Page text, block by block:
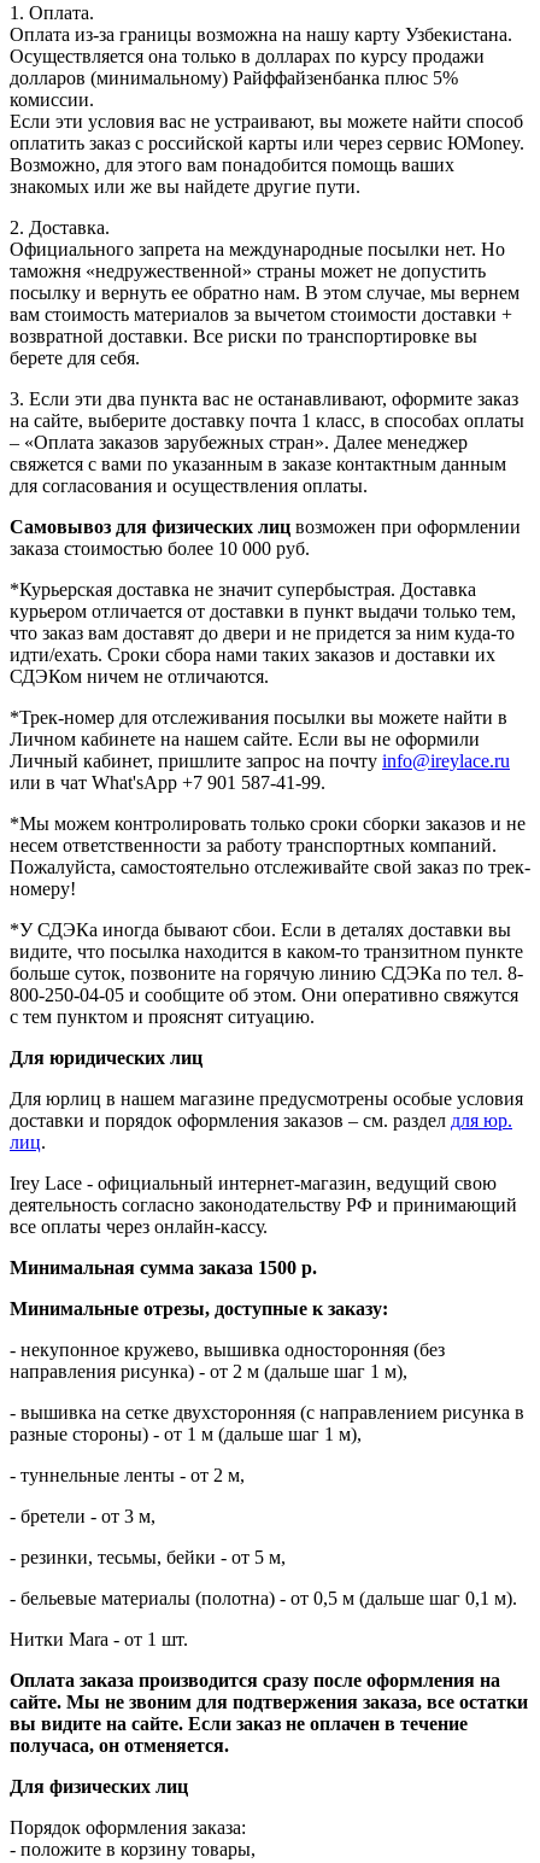
1. Оплата.
Оплата из-за границы возможна на нашу карту Узбекистана.
Осуществляется она только в долларах по курсу продажи
долларов (минимальному) Райффайзенбанка плюс 5%
комиссии.
Если эти условия вас не устраивают, вы можете найти способ
оплатить заказ с российской карты или через сервис ЮMoney.
Возможно, для этого вам понадобится помощь ваших
знакомых или же вы найдете другие пути.
2. Доставка.
Официального запрета на международные посылки нет. Но
таможня «недружественной» страны может не допустить
посылку и вернуть ее обратно нам. В этом случае, мы вернем
вам стоимость материалов за вычетом стоимости доставки +
возвратной доставки. Все риски по транспортировке вы
берете для себя.
3. Если эти два пункта вас не останавливают, оформите заказ
на сайте, выберите доставку почта 1 класс, в способах оплаты
– «Оплата заказов зарубежных стран». Далее менеджер
свяжется с вами по указанным в заказе контактным данным
для согласования и осуществления оплаты.
Самовывоз для физических лиц возможен при оформлении
заказа стоимостью более 10 000 руб.
*Курьерская доставка не значит супербыстрая. Доставка
курьером отличается от доставки в пункт выдачи только тем,
что заказ вам доставят до двери и не придется за ним куда-то
идти/ехать. Сроки сбора нами таких заказов и доставки их
СДЭКом ничем не отличаются.
*Трек-номер для отслеживания посылки вы можете найти в
Личном кабинете на нашем сайте. Если вы не оформили
Личный кабинет, пришлите запрос на почту info@ireylace.ru
или в чат What'sApp +7 901 587-41-99.
*Мы можем контролировать только сроки сборки заказов и не
несем ответственности за работу транспортных компаний.
Пожалуйста, самостоятельно отслеживайте свой заказ по трек-
номеру!
*У СДЭКа иногда бывают сбои. Если в деталях доставки вы
видите, что посылка находится в каком-то транзитном пункте
больше суток, позвоните на горячую линию СДЭКа по тел. 8-
800-250-04-05 и сообщите об этом. Они оперативно свяжутся
с тем пунктом и прояснят ситуацию.
Для юридических лиц
Для юрлиц в нашем магазине предусмотрены особые условия
доставки и порядок оформления заказов – см. раздел для юр.
лиц.
Irey Lace - официальный интернет-магазин, ведущий свою
деятельность согласно законодательству РФ и принимающий
все оплаты через онлайн-кассу.
Минимальная сумма заказа 1500 р.
Минимальные отрезы, доступные к заказу:
- некупонное кружево, вышивка односторонняя (без
направления рисунка) - от 2 м (дальше шаг 1 м),
- вышивка на сетке двухсторонняя (с направлением рисунка в
разные стороны) - от 1 м (дальше шаг 1 м),
- туннельные ленты - от 2 м,
- бретели - от 3 м,
- резинки, тесьмы, бейки - от 5 м,
- бельевые материалы (полотна) - от 0,5 м (дальше шаг 0,1 м).
Нитки Mara - от 1 шт.
Оплата заказа производится сразу после оформления на
сайте. Мы не звоним для подтвержения заказа, все остатки
вы видите на сайте. Если заказ не оплачен в течение
получаса, он отменяется.
Для физических лиц
Порядок оформления заказа:
- положите в корзину товары,